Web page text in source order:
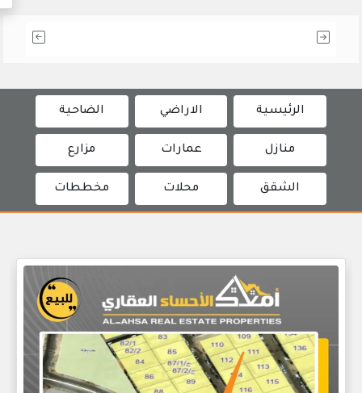
الرئيسية الاراضي الضاحية
منازل عمارات مزارع
الشقق محلات مخططات